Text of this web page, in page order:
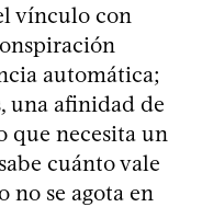
vínculo con
automática;
una afinidad de
que necesita un
cuánto vale
no se agota en